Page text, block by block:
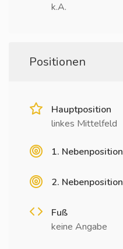
k.A.
Positionen
Hauptposition
linkes Mittelfeld
1. Nebenposition
2. Nebenposition
Fuß
keine Angabe